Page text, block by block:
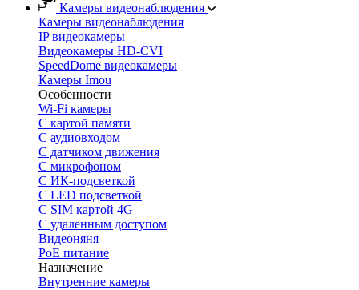
Камеры видеонаблюдения
Камеры видеонаблюдения
IP видеокамеры
Видеокамеры HD-CVI
SpeedDome видеокамеры
Камеры Imou
Особенности
Wi-Fi камеры
С картой памяти
С аудиовходом
С датчиком движения
С микрофоном
С ИК-подсветкой
С LED подсветкой
C SIM картой 4G
C удаленным доступом
Видеоняня
PoE питание
Назначение
Внутренние камеры